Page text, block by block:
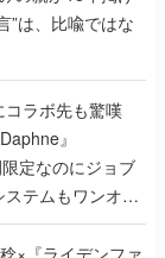
”は、比喩ではな
ラボ先も驚嘆
』
定なのにジョブ
テムもワンオフ
ィレクターに聞